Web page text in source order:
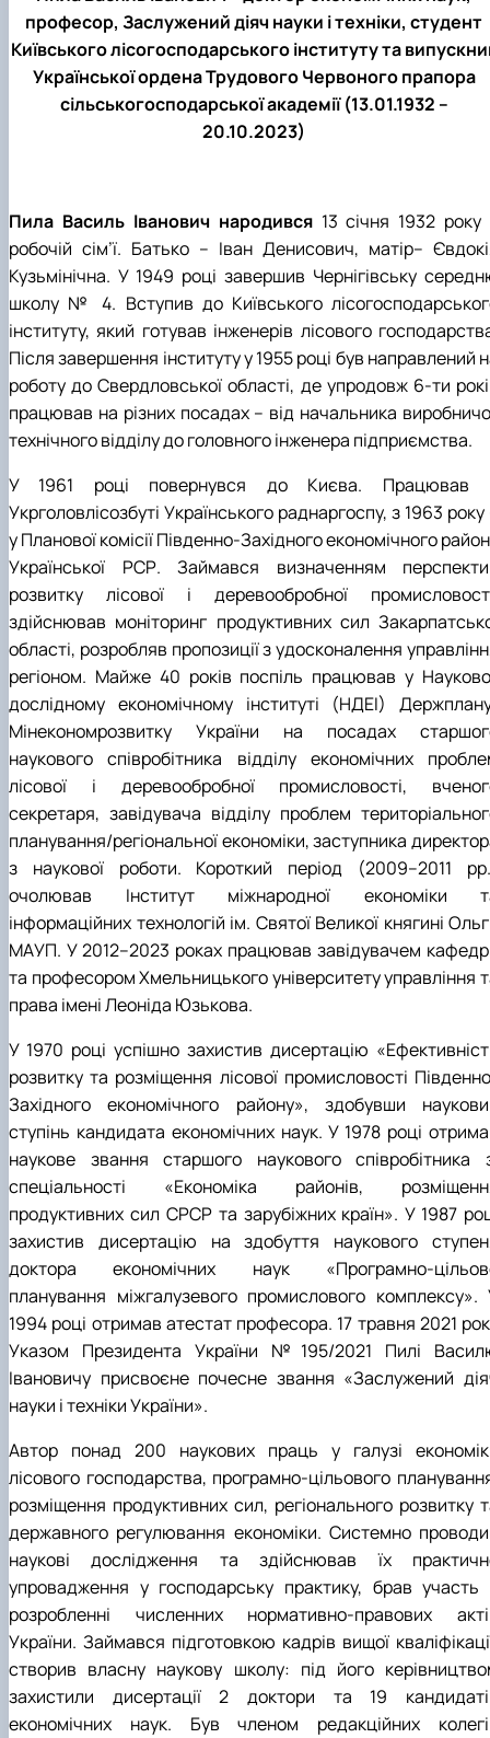
До Дня Державного Прапора України
(23.08.2025)
Ялинкові прикраси (25.12.2024)
1938 рік
1939 рік
1948 рік
1949 рік
1957 рік
1958 рік
1959 рік
1966 рік
1967 рік
1968 рік
1969 рік
1975 рік
1976 рік
1979 рік
1977 рік
професор, Заслужений діяч науки і техніки, студент
Київського лісогосподарського інституту та
Української ордена Трудового Червоного прапора
сільськогосподарської академії (13.01.1932 –
20.10.2023)
Пила Василь Іванович народився13 січня 1932 року
робочій сім’ї. Батько – Іван Денисович, матір–
Кузьмінічна. У 1949 році завершив Чернігівську
школу № 4. Вступив до Київського
інституту, який готував інженерів лісового
Після завершення інституту у 1955 році був направлений
роботу до Свердловської області, де упродовж 6-ти
працював на різних посадах – від начальника
технічного відділу до головного інженера підприємства.
У 1961 році повернувся до Києва. Працював
Укрголовлісозбуті Українського раднаргоспу, з 1963 року
у Планової комісії Південно-Західного економічного
Української РСР. Займався визначенням
розвитку лісової і деревообробної
здійснював моніторинг продуктивних сил
області, розробляв пропозиції з удосконалення
регіоном. Майже 40 років поспіль працював у
дослідному економічному інституті (НДЕІ)
Мінекономрозвитку України на посадах
наукового співробітника відділу економічних
лісової і деревообробної промисловості,
секретаря, завідувача відділу проблем
планування/регіональної економіки, заступника
з наукової роботи. Короткий період (2009–2011
очолював Інститут міжнародної економіки
інформаційних технологій ім. Святої Великої княгині
МАУП. У 2012–2023 роках працював завідувачем
та професором Хмельницького університету управління
права імені Леоніда Юзькова.
У 1970 році успішно захистив дисертацію
розвитку та розміщення лісової промисловості
Західного економічного району», здобувши
ступінь кандидата економічних наук. У 1978 році
наукове звання старшого наукового співробітника
спеціальності «Економіка районів,
продуктивних сил СРСР та зарубіжних країн». У 1987
захистив дисертацію на здобуття наукового
доктора економічних наук «Програмно-
планування міжгалузевого промислового комплексу».
1994 році отримав атестат професора. 17 травня 2021
Указом Президента України №195/2021 Пилі
Івановичу присвоєне почесне звання «Заслужений
науки і техніки України».
Автор понад 200 наукових праць у галузі
лісового господарства, програмно-цільового
розміщення продуктивних сил, регіонального розвитку
державного регулювання економіки. Системно
наукові дослідження та здійснював їх
упровадження у господарську практику, брав участь
розробленні численних нормативно-правових
України. Займався підготовкою кадрів вищої
створив власну наукову школу: під його
захистили дисертації 2 доктори та 19
економічних наук. Був членом редакційних